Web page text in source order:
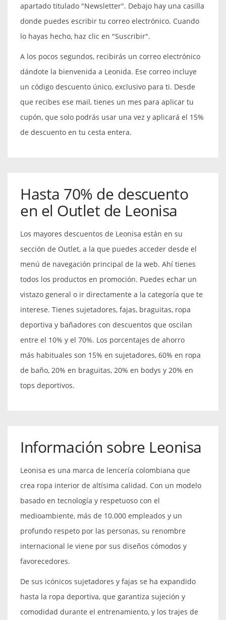
apartado titulado "Newsletter". Debajo hay una casilla
donde puedes escribir tu correo electrónico. Cuando
lo hayas hecho, haz clic en "Suscribir".
A los pocos segundos, recibirás un correo electrónico
dándote la bienvenida a Leonida. Ese correo incluye
un código descuento único, exclusivo para ti. Desde
que recibes ese mail, tienes un mes para aplicar tu
cupón, que solo podrás usar una vez y aplicará el 15%
de descuento en tu cesta entera.
Hasta 70% de descuento
en el Outlet de Leonisa
Los mayores descuentos de Leonisa están en su
sección de Outlet, a la que puedes acceder desde el
menú de navegación principal de la web. Ahí tienes
todos los productos en promoción. Puedes echar un
vistazo general o ir directamente a la categoría que te
interese. Tienes sujetadores, fajas, braguitas, ropa
deportiva y bañadores con descuentos que oscilan
entre el 10% y el 70%. Los porcentajes de ahorro
más habituales son 15% en sujetadores, 60% en ropa
de baño, 20% en braguitas, 20% en bodys y 20% en
tops deportivos.
Información sobre Leonisa
Leonisa es una marca de lencería colombiana que
crea ropa interior de altísima calidad. Con un modelo
basado en tecnología y respetuoso con el
medioambiente, más de 10.000 empleados y un
profundo respeto por las personas, su renombre
internacional le viene por sus diseños cómodos y
favorecedores.
De sus icónicos sujetadores y fajas se ha expandido
hasta la ropa deportiva, que garantiza sujeción y
comodidad durante el entrenamiento, y los trajes de